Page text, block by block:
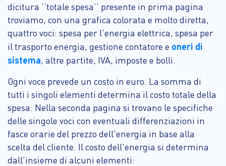
dicitura ‘’totale spesa’’ presente in prima pagina
troviamo, con una grafica colorata e molto diretta,
quattro voci: spesa per l'energia elettrica, spesa per
il trasporto energia, gestione contatore e oneri di
sistema, altre partite, IVA, imposte e bolli.
Ogni voce prevede un costo in euro. La somma di
tutti i singoli elementi determina il costo totale della
spesa. Nella seconda pagina si trovano le specifiche
delle singole voci con eventuali differenziazioni in
fasce orarie del prezzo dell'energia in base alla
scelta del cliente. Il costo dell'energia si determina
dall'insieme di alcuni elementi: